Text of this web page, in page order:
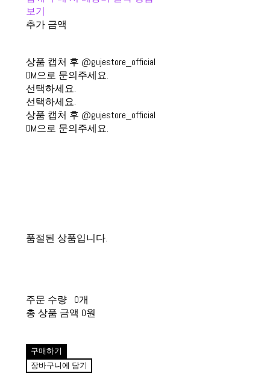
보기
추가 금액
상품 캡처 후 @gujestore_official
DM으로 문의주세요.
선택하세요.
선택하세요.
상품 캡처 후 @gujestore_official
DM으로 문의주세요.
품절된 상품입니다.
주문 수량
0개
총 상품 금액 0원
구매하기
장바구니에 담기